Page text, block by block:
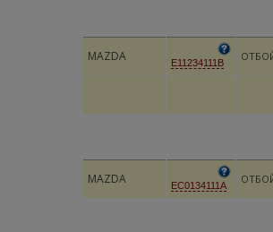
MAZDA E11234111B
MAZDA EC0134111A